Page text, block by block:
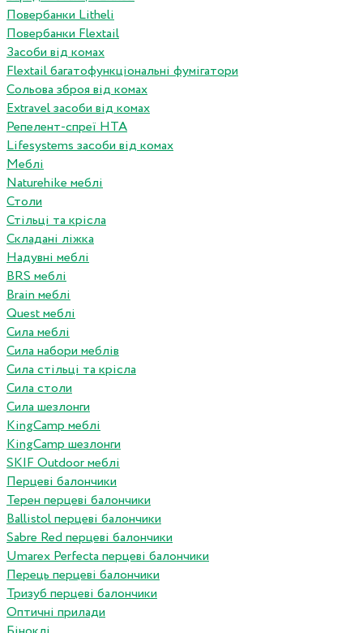
Повербанки Litheli
Повербанки Flextail
Засоби від комах
Flextail багатофункціональні фумігатори
Сольова зброя від комах
Extravel засоби від комах
Репелент-спреї HTA
Lifesystems засоби від комах
Меблі
Naturehike меблі
Столи
Стільці та крісла
Складані ліжка
Надувні меблі
BRS меблі
Brain меблі
Quest меблі
Сила меблі
Сила набори меблів
Сила стільці та крісла
Сила столи
Сила шезлонги
KingCamp меблі
KingCamp шезлонги
SKIF Outdoor меблі
Перцеві балончики
Терен перцеві балончики
Ballistol перцеві балончики
Sabre Red перцеві балончики
Umarex Perfecta перцеві балончики
Перець перцеві балончики
Тризуб перцеві балончики
Оптичні прилади